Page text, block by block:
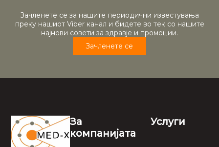
Зачленете се за нашите периодични известувања
преку нашиот Viber канал и бидете во тек со нашите
најнови совети за здравје и промоции.
Зачленете се
За
компанијата
Услуги